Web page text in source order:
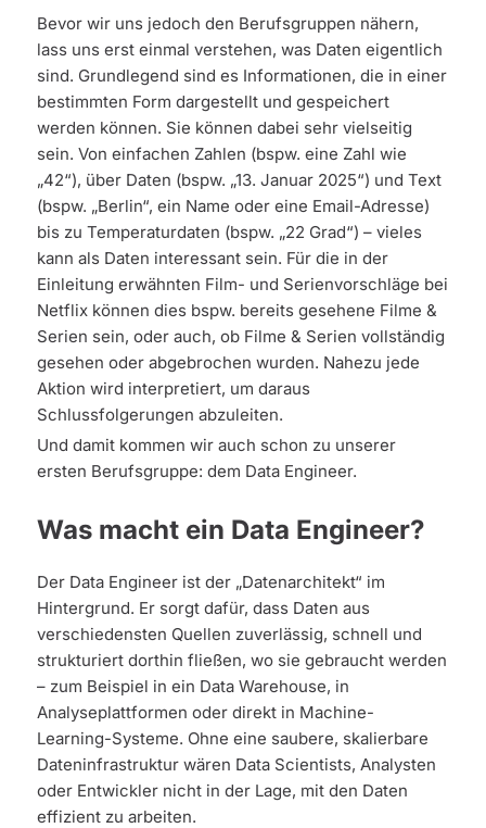
Bevor wir uns jedoch den Berufsgruppen nähern,
lass uns erst einmal verstehen, was Daten eigentlich
sind. Grundlegend sind es Informationen, die in einer
bestimmten Form dargestellt und gespeichert
werden können. Sie können dabei sehr vielseitig
sein. Von einfachen Zahlen (bspw. eine Zahl wie
„42“), über Daten (bspw. „13. Januar 2025“) und Text
(bspw. „Berlin“, ein Name oder eine Email-Adresse)
bis zu Temperaturdaten (bspw. „22 Grad“) – vieles
kann als Daten interessant sein. Für die in der
Einleitung erwähnten Film- und Serienvorschläge bei
Netflix können dies bspw. bereits gesehene Filme &
Serien sein, oder auch, ob Filme & Serien vollständig
gesehen oder abgebrochen wurden. Nahezu jede
Aktion wird interpretiert, um daraus
Schlussfolgerungen abzuleiten.
Und damit kommen wir auch schon zu unserer
ersten Berufsgruppe: dem Data Engineer.
Was macht ein Data Engineer?
Der Data Engineer ist der „Datenarchitekt“ im
Hintergrund. Er sorgt dafür, dass Daten aus
verschiedensten Quellen zuverlässig, schnell und
strukturiert dorthin fließen, wo sie gebraucht werden
– zum Beispiel in ein Data Warehouse, in
Analyseplattformen oder direkt in Machine-
Learning-Systeme. Ohne eine saubere, skalierbare
Dateninfrastruktur wären Data Scientists, Analysten
oder Entwickler nicht in der Lage, mit den Daten
effizient zu arbeiten.